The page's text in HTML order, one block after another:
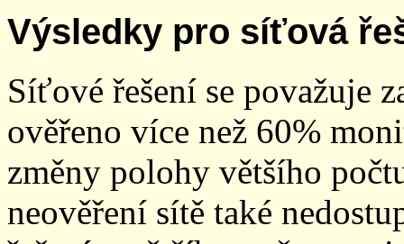
Výsledky pro síťová
Síťové řešení se považuje
ověřeno více než 60%
změny polohy většího
neověření sítě také